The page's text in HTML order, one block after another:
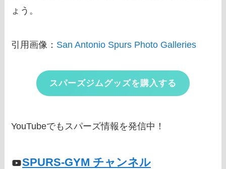
ょう。
引用画像： San Antonio Spurs Photo Galleries
スパーズジムグッズを購入する
YouTubeでもスパーズ情報を発信中！
SPURS-GYM チャンネル